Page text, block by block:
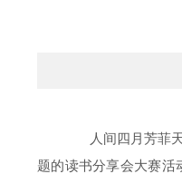
人间四月芳菲天
题的读书分享会大赛活